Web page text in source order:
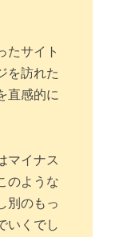
たサイト
を訪れた
直感的に
マイナス
のような
別のもっ
いくでし